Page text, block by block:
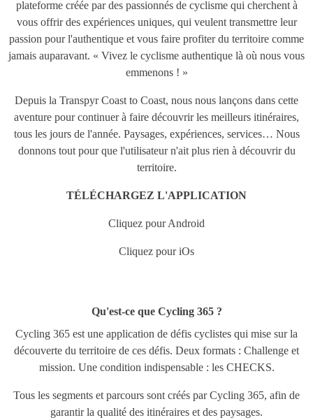
plateforme créée par des passionnés de cyclisme qui cherchent à
vous offrir des expériences uniques, qui veulent transmettre leur
passion pour l'authentique et vous faire profiter du territoire comme
jamais auparavant. « Vivez le cyclisme authentique là où nous vous
emmenons ! »
Depuis la Transpyr Coast to Coast, nous nous lançons dans cette
aventure pour continuer à faire découvrir les meilleurs itinéraires,
tous les jours de l'année. Paysages, expériences, services… Nous
donnons tout pour que l'utilisateur n'ait plus rien à découvrir du
territoire.
TÉLÉCHARGEZ L'APPLICATION
Cliquez pourAndroid
Cliquez pouriOs
Qu'est-ce que Cycling 365 ?
Cycling 365 est une application de défis cyclistes qui mise sur la
découverte du territoire de ces défis. Deux formats : Challenge et
mission. Une condition indispensable : les CHECKS.
Tous les segments et parcours sont créés par Cycling 365, afin de
garantir la qualité des itinéraires et des paysages.